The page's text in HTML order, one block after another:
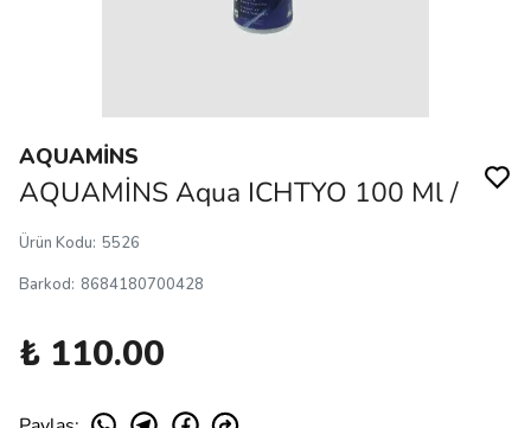
AQUAMİNS
AQUAMİNS Aqua ICHTYO 100 Ml /
Ürün Kodu: 5526
Barkod: 8684180700428
₺ 110.00